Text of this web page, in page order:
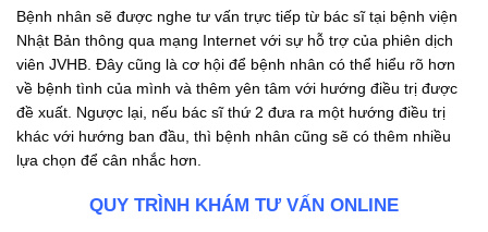
Bệnh nhân sẽ được nghe tư vấn trực tiếp từ bác sĩ tại bệnh viện
Nhật Bản thông qua mạng Internet với sự hỗ trợ của phiên dịch
viên JVHB. Đây cũng là cơ hội để bệnh nhân có thể hiểu rõ hơn
về bệnh tình của mình và thêm yên tâm với hướng điều trị được
đề xuất. Ngược lại, nếu bác sĩ thứ 2 đưa ra một hướng điều trị
khác với hướng ban đầu, thì bệnh nhân cũng sẽ có thêm nhiều
lựa chọn để cân nhắc hơn.
QUY TRÌNH KHÁM TƯ VẤN ONLINE